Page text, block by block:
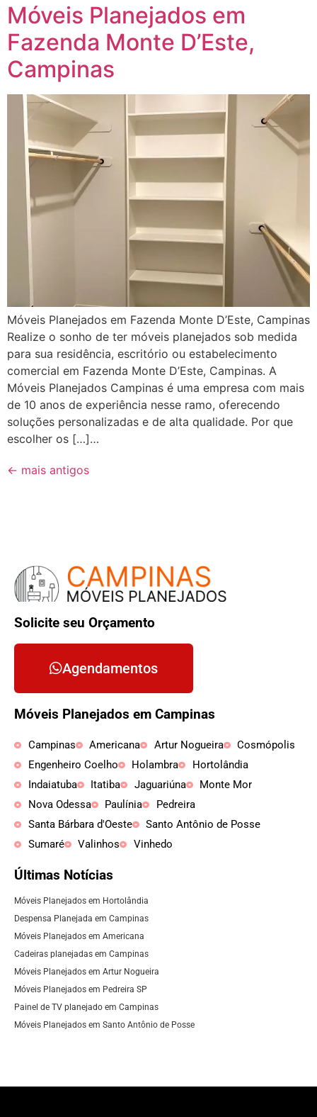
Móveis Planejados em
Fazenda Monte D’Este,
Campinas
Móveis Planejados em Fazenda Monte D’Este, Campinas
Realize o sonho de ter móveis planejados sob medida
para sua residência, escritório ou estabelecimento
comercial em Fazenda Monte D’Este, Campinas. A
Móveis Planejados Campinas é uma empresa com mais
de 10 anos de experiência nesse ramo, oferecendo
soluções personalizadas e de alta qualidade. Por que
escolher os […]…
← mais antigos
Solicite seu Orçamento
Agendamentos
Móveis Planejados em Campinas
Campinas Americana Artur Nogueira
Cosmópolis
Engenheiro Coelho
Holambra
Hortolândia
Indaiatuba
Itatiba Jaguariúna
Monte Mor
Nova Odessa
Paulínia
Pedreira
Santa Bárbara d'Oeste
Santo Antônio de Posse
Sumaré
Valinhos Vinhedo
Últimas Notícias
Móveis Planejados em Hortolândia
Despensa Planejada em Campinas
Móveis Planejados em Americana
Cadeiras planejadas em Campinas
Móveis Planejados em Artur Nogueira
Móveis Planejados em Pedreira SP
Painel de TV planejado em Campinas
Móveis Planejados em Santo Antônio de Posse